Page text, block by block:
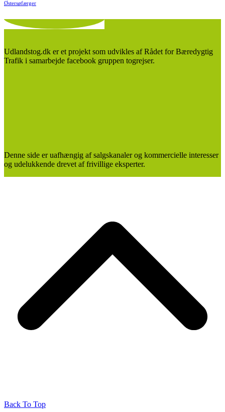
Østersøfærger
Udlandstog.dk er et projekt som udvikles af Rådet for Bæredygtig
Trafik i samarbejde facebook gruppen togrejser.
Denne side er uafhængig af salgskanaler og kommercielle interesser
og udelukkende drevet af frivillige eksperter.
Back To Top